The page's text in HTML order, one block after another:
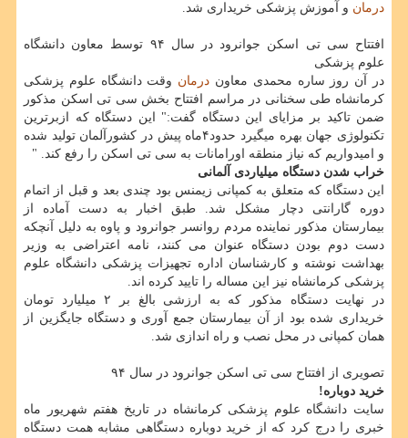
درمان و آموزش پزشكی خریداری شد.
افتتاح سی تی اسكن جوانرود در سال ۹۴ توسط معاون دانشگاه
علوم پزشكی
در آن روز ساره محمدی معاون درمان وقت دانشگاه علوم پزشكی
كرمانشاه طی سخنانی در مراسم افتتاح بخش سی تی اسكن مذكور
ضمن تاكید بر مزایای این دستگاه گفت:" این دستگاه كه ازبرترین
تكنولوژی جهان بهره میگیرد حدود۴ماه پیش در كشورآلمان تولید شده
و امیدواریم كه نیاز منطقه اورامانات به سی تی اسكن را رفع كند. "
خراب شدن دستگاه میلیاردی آلمانی
این دستگاه كه متعلق به كمپانی زیمنس بود چندی بعد و قبل از اتمام
دوره گارانتی دچار مشكل شد. طبق اخبار به دست آماده از
بیمارستان مذكور نماینده مردم روانسر جوانرود و پاوه به دلیل آنچكه
دست دوم بودن دستگاه عنوان می كنند، نامه اعتراضی به وزیر
بهداشت نوشته و كارشناسان اداره تجهیزات پزشكی دانشگاه علوم
پزشكی كرمانشاه نیز این مساله را تایید كرده اند.
در نهایت دستگاه مذكور كه به ارزشی بالغ بر ۲ میلیارد تومان
خریداری شده بود از آن بیمارستان جمع آوری و دستگاه جایگزین از
همان كمپانی در محل نصب و راه اندازی شد.
تصویری از افتتاح سی تی اسكن جوانرود در سال ۹۴
خرید دوباره!
سایت دانشگاه علوم پزشكی كرمانشاه در تاریخ هفتم شهریور ماه
خبری را درج كرد كه از خرید دوباره دستگاهی مشابه همت دستگاه